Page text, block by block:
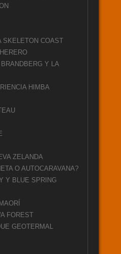
SKELETON COAST
Y LA
HIMBA
ZELANDA
O AUTOCARAVANA?
Y BLUE SPRING
FOREST
GEOTERMAL